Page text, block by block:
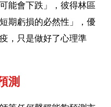
能會下跌」，彼得林區
期虧損的必然性」，優
，只是做好了心理準
測